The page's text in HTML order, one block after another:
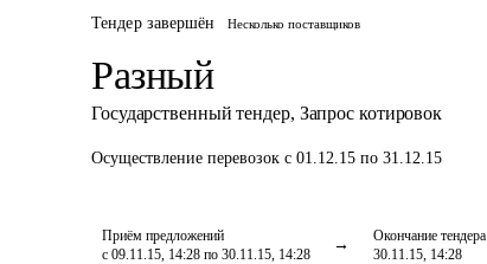
Тендер завершён Несколько поставщиков
Разный
Государственный тендер, Запрос котировок
Осуществление перевозок с 01.12.15 по 31.12.15
Приём предложений
с 09.11.15, 14:28 по 30.11.15, 14:28
Окончание тендера
30.11.15, 14:28